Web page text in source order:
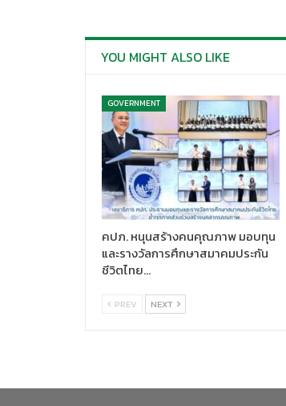
YOU MIGHT ALSO LIKE
GOVERNMENT
คปภ. หนุนสร้างคนคุณภาพ มอบทุน
และรางวัลการศึกษาสมาคมประกัน
ชีวิตไทย…
PREV NEXT